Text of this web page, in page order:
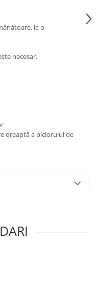
la o
necesar.
dreaptă a piciorului de